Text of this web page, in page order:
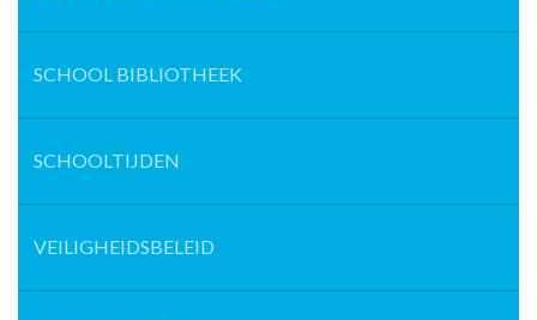
SCHOOL BIBLIOTHEEK
SCHOOLTIJDEN
VEILIGHEIDSBELEID